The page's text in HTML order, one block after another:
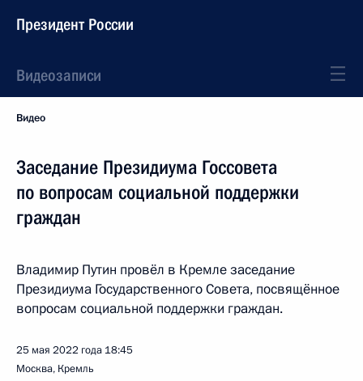
Президент России
Видеозаписи
Видео
Заседание Президиума Госсовета
по вопросам социальной поддержки
граждан
Владимир Путин провёл в Кремле заседание
Президиума Государственного Совета, посвящённое
вопросам социальной поддержки граждан.
25 мая 2022 года 18:45
Москва, Кремль